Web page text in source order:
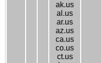
ak.us
al.us
ar.us
az.us
ca.us
co.us
ct.us